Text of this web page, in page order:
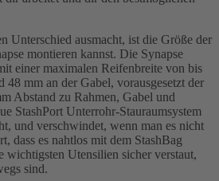
Unterschied ausmacht, ist die Größe der
montieren kannst. Die Synapse
einer maximalen Reifenbreite von bis
48 mm an der Gabel, vorausgesetzt der
Abstand zu Rahmen, Gabel und
StashPort Unterrohr-Stauraumsystem
und verschwindet, wenn man es nicht
dass es nahtlos mit dem StashBag
wichtigsten Utensilien sicher verstaut,
sind.